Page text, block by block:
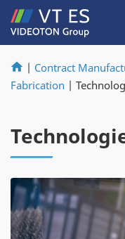
| Contract
Fabrication |